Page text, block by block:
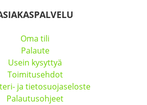
Oma tili
Palaute
Usein kysyttyä
Toimitusehdot
ja tietosuojaseloste
Palautusohjeet